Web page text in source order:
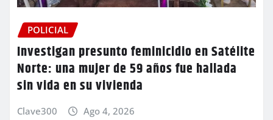
POLICIAL
Investigan presunto feminicidio en Satélite
Norte: una mujer de 59 años fue hallada
sin vida en su vivienda
Clave300 Ago 4, 2026